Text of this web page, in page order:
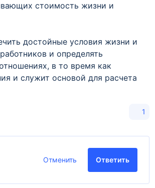
стоимость жизни и
достойные условия жизни и
и определять
в то время как
и служит основой для расчета
1
Отменить Ответить